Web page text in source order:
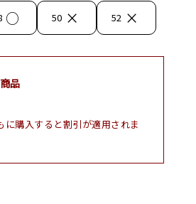
○ 50 × 52 ×
品
に購入すると割引が適用されま